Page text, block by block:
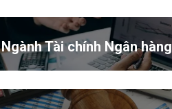
Ngành Tài chính Ngân hàng